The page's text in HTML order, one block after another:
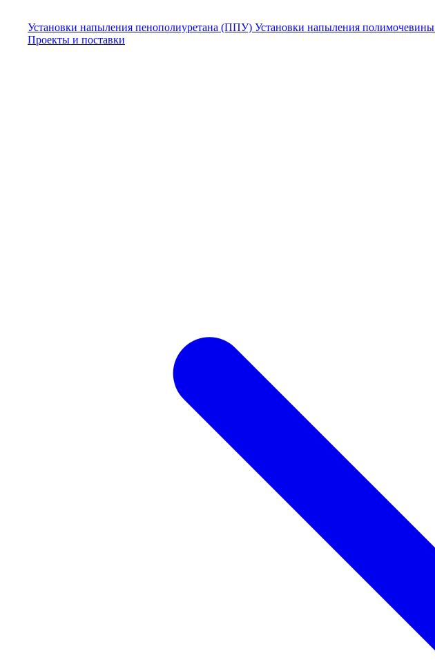
Установки напыления пенополиуретана (ППУ) Установки напыления полимочевины
Проекты и поставки